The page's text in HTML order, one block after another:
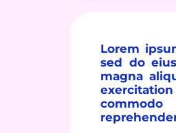
Lorem
sed do
magna